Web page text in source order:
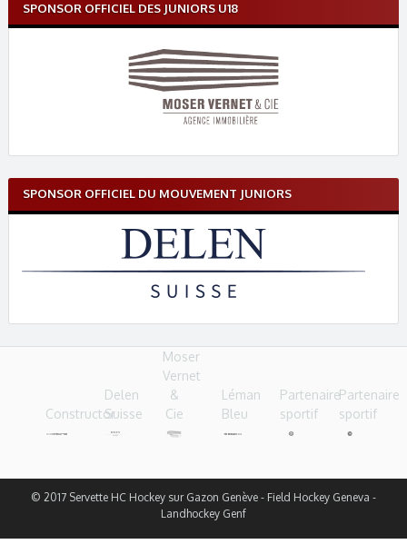
SPONSOR OFFICIEL DES JUNIORS U18
SPONSOR OFFICIEL DU MOUVEMENT JUNIORS
Constructor
Delen
Suisse
Moser
Vernet
&
Cie
Léman
Bleu
Partenaire
sportif
Partenaire
sportif
© 2017 Servette HC Hockey sur Gazon Genève - Field Hockey Geneva -
Landhockey Genf